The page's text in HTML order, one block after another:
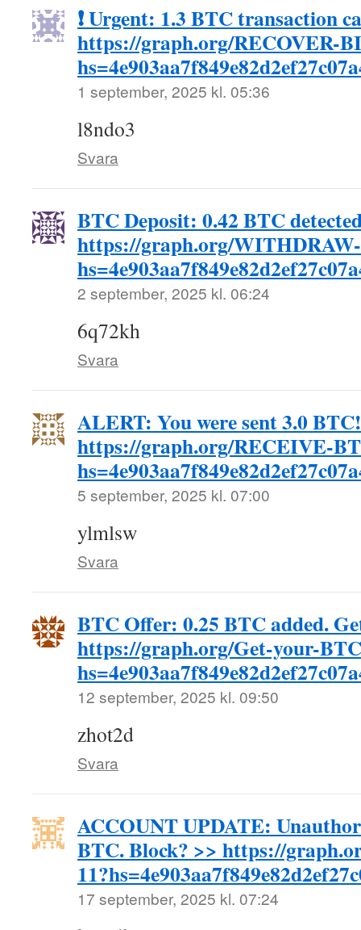
❗ Urgent: 1.3 BTC transaction
https://graph.org/RECOVER-
1 september, 2025 kl. 05:36
l8ndo3
Svara
BTC Deposit: 0.42 BTC
https://graph.org/
2 september, 2025 kl. 06:24
6q72kh
Svara
ALERT: You were sent 3.0
https://graph.org/RECEIVE-
5 september, 2025 kl. 07:00
ylmlsw
Svara
BTC Offer: 0.25 BTC added.
https://graph.org/Get-your-
12 september, 2025 kl. 09:50
zhot2d
Svara
ACCOUNT UPDATE:
BTC. Block? >> https://
17 september, 2025 kl. 07:24